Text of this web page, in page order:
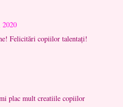
2020
Felicitări copiilor talentați!
plac mult creatiile copiilor